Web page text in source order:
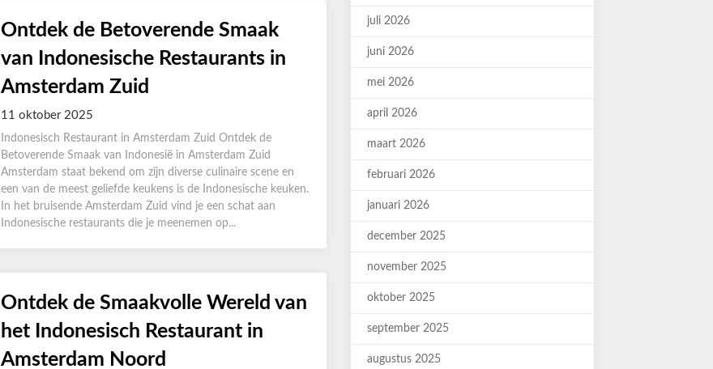
Ontdek de Betoverende Smaak
van Indonesische Restaurants in
Amsterdam Zuid
11 oktober 2025
Indonesisch Restaurant in Amsterdam Zuid Ontdek de
Betoverende Smaak van Indonesië in Amsterdam Zuid
Amsterdam staat bekend om zijn diverse culinaire scene en
een van de meest geliefde keukens is de Indonesische keuken.
In het bruisende Amsterdam Zuid vind je een schat aan
Indonesische restaurants die je meenemen op...
Ontdek de Smaakvolle Wereld van
het Indonesisch Restaurant in
Amsterdam Noord
juli 2026
juni 2026
mei 2026
april 2026
maart 2026
februari 2026
januari 2026
december 2025
november 2025
oktober 2025
september 2025
augustus 2025